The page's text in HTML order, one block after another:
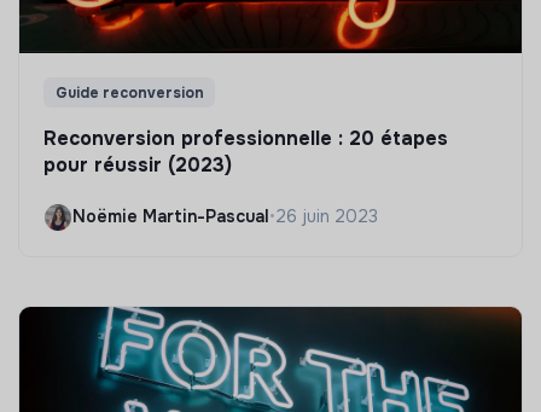
Guide reconversion
Reconversion professionnelle : 20 étapes
pour réussir (2023)
Noëmie Martin-Pascual •26 juin 2023